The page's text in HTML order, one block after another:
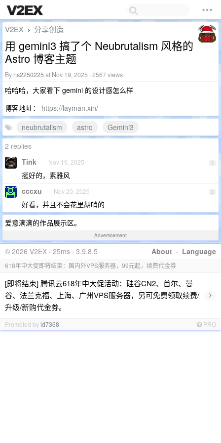
V2EX › 分享创造
用 gemini3 搞了个 Neubrutalism 风格的
Astro 博客主题
By ns2250225at Nov 19, 2025 · 2567 views
哈哈哈，大家看下 gemini 的设计感怎么样
博客地址： https://layman.xin/
neubrutalism
astro
Gemini3
2 replies
1
Tink Nov 19, 2025
挺好的，素雅风
2
cccxu Nov 20, 2025
好看，并且不会花里胡哨的
爱意满满的作品展示区。
Advertisement
About · Language
© 2026 V2EX · 25ms · 3.9.8.5
618年中大促即将结束：国内外VPS服务器，99元起，续费代金券
[即将结束] 腾讯云618年中大促活动：硅谷CN2、首尔、曼
谷、法兰克福、上海、广州VPS服务器，另可免费领取续费/
升级/新购代金券。
›
Promoted byid7368 PRO